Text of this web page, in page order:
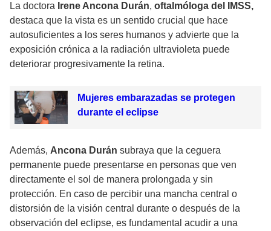
La doctora Irene Ancona Durán, oftalmóloga del IMSS,
destaca que la vista es un sentido crucial que hace
autosuficientes a los seres humanos y advierte que la
exposición crónica a la radiación ultravioleta puede
deteriorar progresivamente la retina.
Mujeres embarazadas se protegen
durante el eclipse
Además, Ancona Durán subraya que la ceguera
permanente puede presentarse en personas que ven
directamente el sol de manera prolongada y sin
protección. En caso de percibir una mancha central o
distorsión de la visión central durante o después de la
observación del eclipse, es fundamental acudir a una